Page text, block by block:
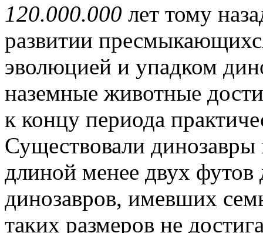
120.000.000 лет тому
развитии
эволюцией и упадком
наземные животные
к концу периода
Существовали
длиной менее двух
динозавров, имевших
таких размеров не